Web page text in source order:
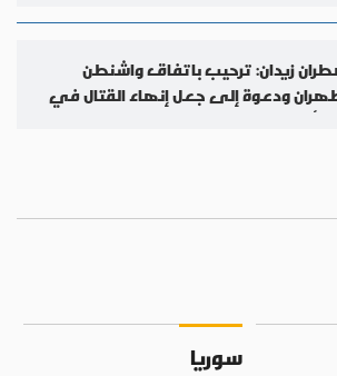
زيدان: ترحيب باتفاق واشنطن
ودعوة إلى جعل إنهاء القتال في
أولوية
سوريا